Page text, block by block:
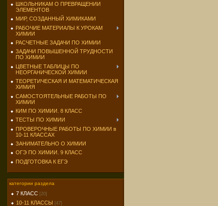
ШКОЛЬНИКАМ О ПРЕВРАЩЕНИИ
ЭЛЕМЕНТОВ
МИР, СОЗДАННЫЙ ХИМИКАМИ
РАБОЧИЕ МАТЕРИАЛЫ К УРОКАМ
ХИМИИ
РАСЧЕТНЫЕ ЗАДАЧИ ПО ХИМИИ
ЗАДАЧИ ПОВЫШЕННОЙ ТРУДНОСТИ
ПО ХИМИИ
ЦВЕТНЫЕ ТАБЛИЦЫ ПО
НЕОРГАНИЧЕСКОЙ ХИМИИ
ТЕОРЕТИЧЕСКАЯ И МАТЕМАТИЧЕСКАЯ
ХИМИЯ
САМОСТОЯТЕЛЬНЫЕ РАБОТЫ ПО
ХИМИИ
КИМ ПО ХИМИИ. 8 КЛАСС
ТЕСТЫ ПО ХИМИИ
ПРОВЕРОЧНЫЕ РАБОТЫ ПО ХИМИИ в
10-11 КЛАССАХ
ЗАНИМАТЕЛЬНО О ХИМИИ
ОГЭ ПО ХИМИИ. 9 КЛАСС
ПОДГОТОВКА К ЕГЭ
категории раздела
7 КЛАСС [20]
10-11 КЛАССЫ [47]